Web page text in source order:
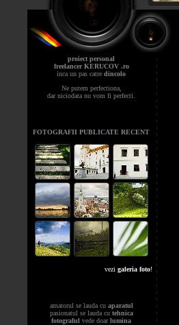
proiect personal
freelancer KERUCOV .ro
inca un pas catre dincolo
Ne putem perfectiona,
dar niciodata nu vom fi perfecti.
FOTOGRAFII PUBLICATE RECENT
vezi galeria foto!
amatorul se lauda cu aparatul
pasionatul se lauda cu tehnica
fotograful vede doarlumina